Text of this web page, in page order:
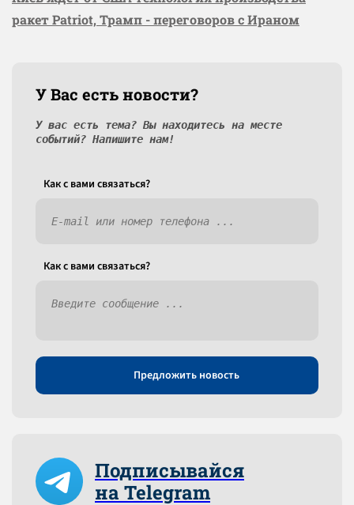
ракет Patriot, Трамп - переговоров с Ираном
У Вас есть новости?
У вас есть тема? Вы находитесь на месте
событий? Напишите нам!
Как c вами связаться?
Как c вами связаться?
Предложить новость
Подписывайся
на Telegram